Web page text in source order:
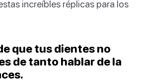
increíbles réplicas para los
que tus dientes no
de tanto hablar de la